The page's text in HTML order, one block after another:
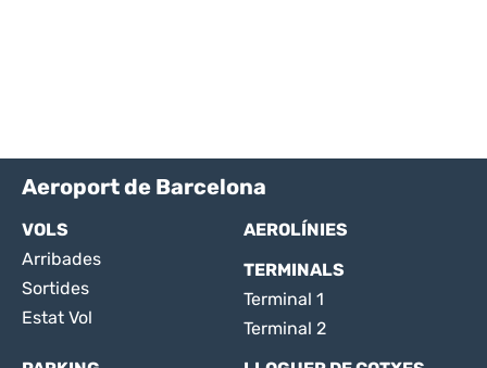
Aeroport de Barcelona
VOLS
Arribades
Sortides
Estat Vol
AEROLÍNIES
TERMINALS
Terminal 1
Terminal 2